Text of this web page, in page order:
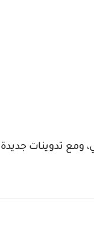
ومع تدوينات جديدة